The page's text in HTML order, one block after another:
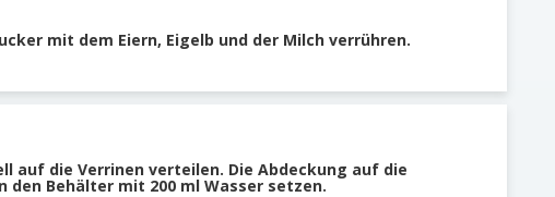
mit dem Eiern, Eigelb und der Milch verrühren.
auf die Verrinen verteilen. Die Abdeckung auf die
den Behälter mit 200 ml Wasser setzen.